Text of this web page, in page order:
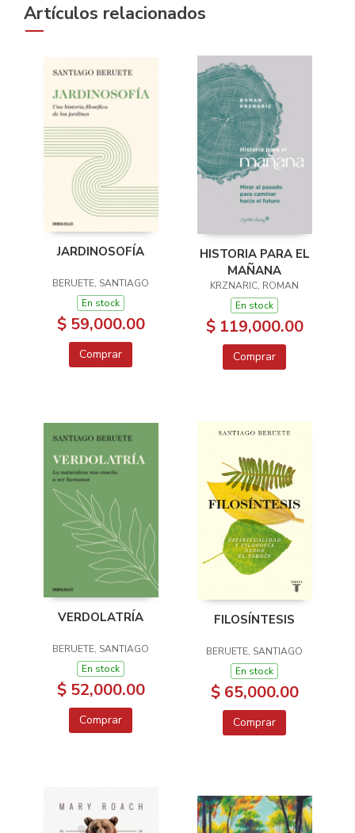
Artículos relacionados
JARDINOSOFÍA
BERUETE, SANTIAGO
En stock
$ 59,000.00
Comprar
HISTORIA PARA EL
MAÑANA
KRZNARIC, ROMAN
En stock
$ 119,000.00
Comprar
VERDOLATRÍA
BERUETE, SANTIAGO
En stock
$ 52,000.00
Comprar
FILOSÍNTESIS
BERUETE, SANTIAGO
En stock
$ 65,000.00
Comprar